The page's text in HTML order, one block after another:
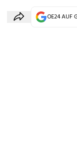
OE24 AUF